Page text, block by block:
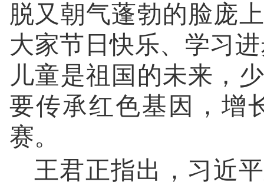
脱又朝气蓬勃的脸庞
大家节日快乐、学习
儿童是祖国的未来，
要传承红色基因，增
赛。
王君正指出，习近